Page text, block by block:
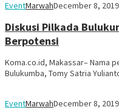
EventMarwahDecember 8, 2019
Diskusi Pilkada
Berpotensi
Koma.co.id, Makassar– Nama
Bulukumba, Tomy Satria
EventMarwahDecember 8, 2019